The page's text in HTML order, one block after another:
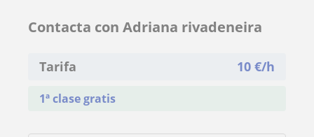
Contacta con Adriana rivadeneira
Tarifa 10 €/h
1ª clase gratis